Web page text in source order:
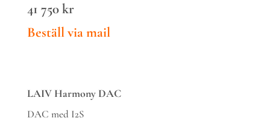
41 750 kr
Beställ via mail
LAIV Harmony DAC
DAC med I2S